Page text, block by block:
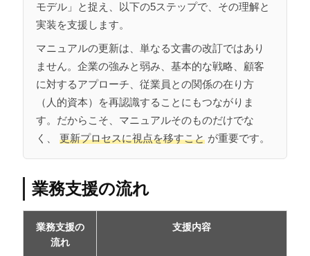
モデル」と捉え、以下の5ステップで、その理解と
実装を支援します。
マニュアルの更新は、単なる文書の改訂ではあり
ません。企業の強みと弱み、基本的な戦略、顧客
に対するアプローチ、従業員との関係の在り方
（人的資本）を再認識することにもつながりま
す。だからこそ、マニュアルそのものだけでな
く、 更新プロセスに視点を移すこと が重要です。
業務支援の流れ
業務支援の
流れ
支援内容